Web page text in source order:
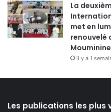
La
met en
renouvelé
Mouminine
il y a 1
Les publications les plus